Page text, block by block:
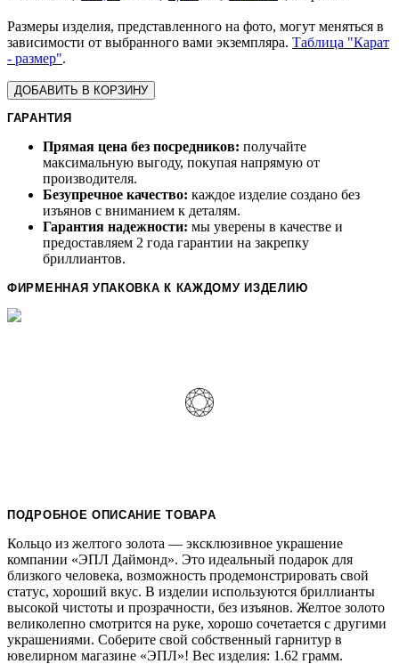
Размеры изделия, представленного на фото, могут меняться в
зависимости от выбранного вами экземпляра. Таблица "Карат
- размер".
ДОБАВИТЬ В КОРЗИНУ
ГАРАНТИЯ
Прямая цена без посредников: получайте
максимальную выгоду, покупая напрямую от
производителя.
Безупречное качество: каждое изделие создано без
изъянов с вниманием к деталям.
Гарантия надежности: мы уверены в качестве и
предоставляем 2 года гарантии на закрепку
бриллиантов.
ФИРМЕННАЯ УПАКОВКА К КАЖДОМУ ИЗДЕЛИЮ
ПОДРОБНОЕ ОПИСАНИЕ ТОВАРА
Кольцо из желтого золота — эксклюзивное украшение
компании «ЭПЛ Даймонд». Это идеальный подарок для
близкого человека, возможность продемонстрировать свой
статус, хороший вкус. В изделии используются бриллианты
высокой чистоты и прозрачности, без изъянов. Желтое золото
великолепно смотрится на руке, хорошо сочетается с другими
украшениями. Соберите свой собственный гарнитур в
ювелирном магазине «ЭПЛ»! Вес изделия: 1.62 грамм.